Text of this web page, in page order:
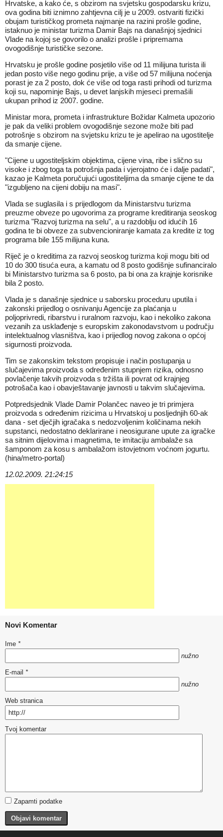
Hrvatske, a kako će, s obzirom na svjetsku gospodarsku krizu,
ova godina biti iznimno zahtjevna cilj je u 2009. ostvariti fizički
obujam turističkog prometa najmanje na razini prošle godine,
istaknuo je ministar turizma Damir Bajs na današnjoj sjednici
Vlade na kojoj se govorilo o analizi prošle i pripremama
ovogodišnje turističke sezone.
Hrvatsku je prošle godine posjetilo više od 11 milijuna turista ili
jedan posto više nego godinu prije, a više od 57 milijuna noćenja
porast je za 2 posto, dok će više od toga rasti prihodi od turizma
koji su, napominje Bajs, u devet lanjskih mjeseci premašili
ukupan prihod iz 2007. godine.
Ministar mora, prometa i infrastrukture Božidar Kalmeta upozorio
je pak da veliki problem ovogodišnje sezone može biti pad
potrošnje s obzirom na svjetsku krizu te je apelirao na ugostitelje
da smanje cijene.
"Cijene u ugostiteljskim objektima, cijene vina, ribe i slično su
visoke i zbog toga ta potrošnja pada i vjerojatno će i dalje padati",
kazao je Kalmeta poručujući ugostiteljima da smanje cijene te da
"izgubljeno na cijeni dobiju na masi".
Vlada se suglasila i s prijedlogom da Ministarstvu turizma
preuzme obveze po ugovorima za programe kreditiranja seoskog
turizma "Razvoj turizma na selu", a u razdoblju od idućih 16
godina te bi obveze za subvencioniranje kamata za kredite iz tog
programa bile 155 milijuna kuna.
Riječ je o kreditima za razvoj seoskog turizma koji mogu biti od
10 do 300 tisuća eura, a kamatu od 8 posto godišnje sufinanciralo
bi Ministarstvo turizma sa 6 posto, pa bi ona za krajnje korisnike
bila 2 posto.
Vlada je s današnje sjednice u saborsku proceduru uputila i
zakonski prijedlog o osnivanju Agencije za plaćanja u
poljoprivredi, ribarstvu i ruralnom razvoju, kao i nekoliko zakona
vezanih za usklađenje s europskim zakonodavstvom u području
intelektualnog vlasništva, kao i prijedlog novog zakona o općoj
sigurnosti proizvoda.
Tim se zakonskim tekstom propisuje i način postupanja u
slučajevima proizvoda s određenim stupnjem rizika, odnosno
povlačenje takvih proizvoda s tržišta ili povrat od krajnjeg
potrošača kao i obavještavanje javnosti u takvim slučajevima.
Potpredsjednik Vlade Damir Polančec naveo je tri primjera
proizvoda s određenim rizicima u Hrvatskoj u posljednjih 60-ak
dana - set dječjih igračaka s nedozvoljenim količinama nekih
supstanci, nedostatno deklarirane i neosigurane upute za igračke
sa sitnim dijelovima i magnetima, te imitaciju ambalaže sa
šamponom za kosu s ambalažom istovjetnom voćnom jogurtu.
(hina/metro-portal)
12.02.2009. 21:24:15
Novi Komentar
Ime *
nužno
E-mail *
nužno
Web stranica
Tvoj komentar
Zapamti podatke
Objavi komentar